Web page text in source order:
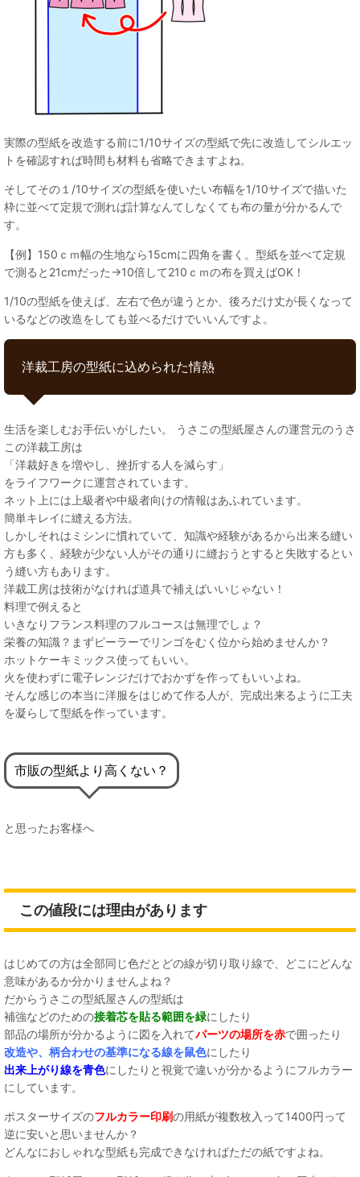
実際の型紙を改造する前に1/10サイズの型紙で先に改造してシルエッ
トを確認すれば時間も材料も省略できますよね。
そしてその１/10サイズの型紙を使いたい布幅を1/10サイズで描いた
枠に並べて定規で測れば計算なんてしなくても布の量が分かるんで
す。
【例】150ｃｍ幅の生地なら15cmに四角を書く。型紙を並べて定規
で測ると21cmだった→10倍して210ｃｍの布を買えばOK！
1/10の型紙を使えば、左右で色が違うとか、後ろだけ丈が長くなって
いるなどの改造をしても並べるだけでいいんですよ。
洋裁工房の型紙に込められた情熱
生活を楽しむお手伝いがしたい。 うさこの型紙屋さんの運営元のうさ
この洋裁工房は
「洋裁好きを増やし、挫折する人を減らす」
をライフワークに運営されています。
ネット上には上級者や中級者向けの情報はあふれています。
簡単キレイに縫える方法。
しかしそれはミシンに慣れていて、知識や経験があるから出来る縫い
方も多く、経験が少ない人がその通りに縫おうとすると失敗するとい
う縫い方もあります。
洋裁工房は技術がなければ道具で補えばいいじゃない！
料理で例えると
いきなりフランス料理のフルコースは無理でしょ？
栄養の知識？まずピーラーでリンゴをむく位から始めませんか？
ホットケーキミックス使ってもいい。
火を使わずに電子レンジだけでおかずを作ってもいいよね。
そんな感じの本当に洋服をはじめて作る人が、完成出来るように工夫
を凝らして型紙を作っています。
市販の型紙より高くない？
と思ったお客様へ
この値段には理由があります
はじめての方は全部同じ色だとどの線が切り取り線で、どこにどんな
意味があるか分かりませんよね？
だからうさこの型紙屋さんの型紙は
補強などのための接着芯を貼る範囲を緑にしたり
部品の場所が分かるように図を入れてパーツの場所を赤で囲ったり
改造や、柄合わせの基準になる線を鼠色にしたり
出来上がり線を青色にしたりと視覚で違いが分かるようにフルカラー
にしています。
ポスターサイズのフルカラー印刷の用紙が複数枚入って1400円って
逆に安いと思いませんか？
どんなにおしゃれな型紙も完成できなければただの紙ですよね。